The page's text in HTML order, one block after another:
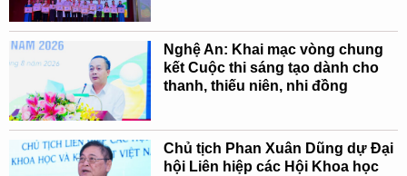
Nghệ An: Khai mạc vòng chung
kết Cuộc thi sáng tạo dành cho
thanh, thiếu niên, nhi đồng
Chủ tịch Phan Xuân Dũng dự Đại
hội Liên hiệp các Hội Khoa học